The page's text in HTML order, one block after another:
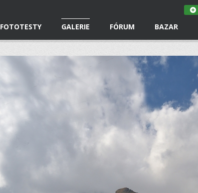
FOTOTESTY GALERIE FÓRUM BAZAR